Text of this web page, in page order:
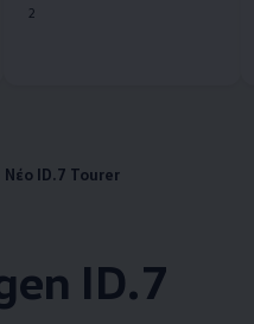
2
Νέο ID.7 Tourer
ID.7